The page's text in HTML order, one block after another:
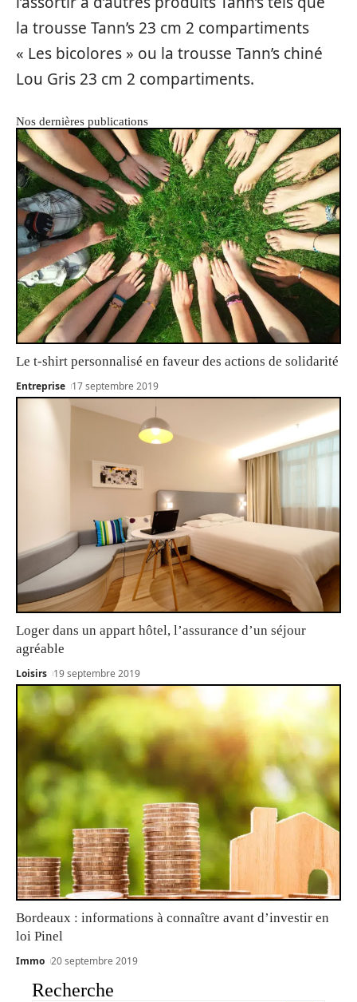
la trousse Tann’s 23 cm 2 compartiments
« Les bicolores » ou la trousse Tann’s chiné
Lou Gris 23 cm 2 compartiments.
Nos dernières publications
Le t-shirt personnalisé en faveur des actions de solidarité
Entreprise 17 septembre 2019
Loger dans un appart hôtel, l’assurance d’un séjour
agréable
Loisirs 19 septembre 2019
Bordeaux : informations à connaître avant d’investir en
loi Pinel
Immo 20 septembre 2019
Recherche